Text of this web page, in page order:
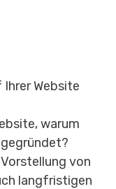
Ihrer Website
warum
von
langfristigen